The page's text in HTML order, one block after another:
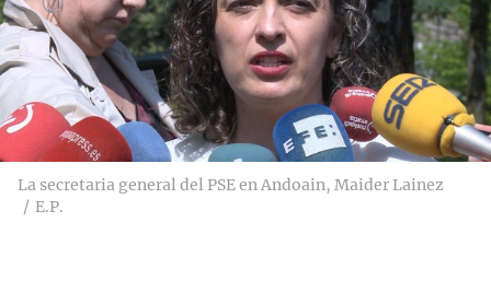
La secretaria general del PSE en Andoain, Maider Lainez
E.P.